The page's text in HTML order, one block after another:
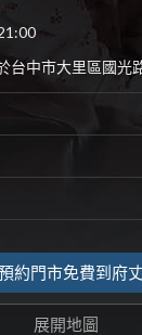
台中市大里區國光
約門市免費到府
展開地圖